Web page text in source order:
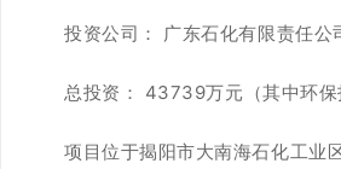
投资公司： 广东石化有限责任公
总投资： 43739万元（其中环保
项目位于揭阳市大南海石化工业